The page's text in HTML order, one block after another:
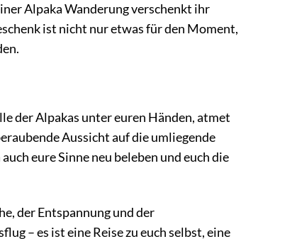
Alpaka Wanderung verschenkt ihr
ist nicht nur etwas für den Moment,
der Alpakas unter euren Händen, atmet
Aussicht auf die umliegende
eure Sinne neu beleben und euch die
der Entspannung und der
– es ist eine Reise zu euch selbst, eine